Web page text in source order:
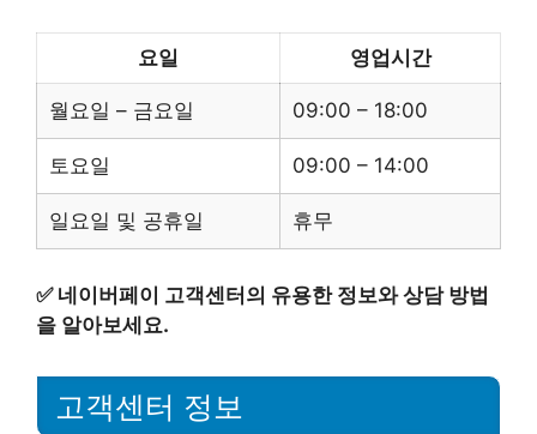
요일 영업시간
월요일 – 금요일 09:00 – 18:00
토요일 09:00 – 14:00
일요일 및 공휴일 휴무
✅ 네이버페이 고객센터의 유용한 정보와 상담 방법
을 알아보세요.
고객센터 정보